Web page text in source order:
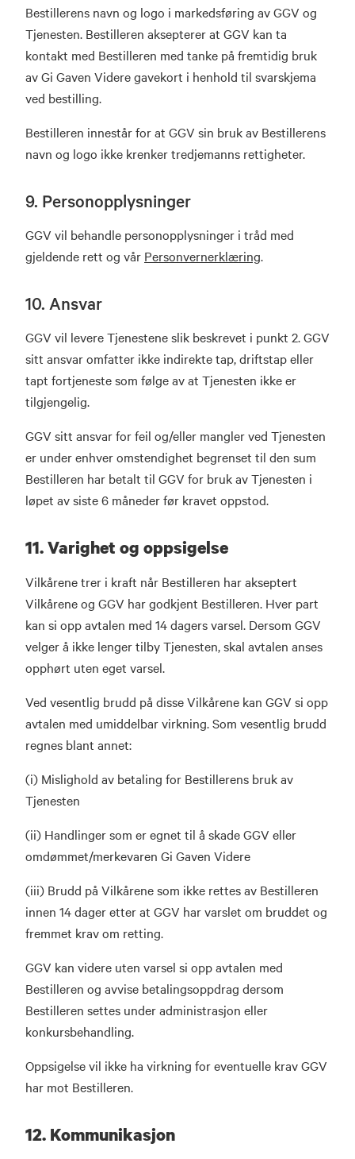
Bestillerens navn og logo i markedsføring av GGV og
Tjenesten. Bestilleren aksepterer at GGV kan ta
kontakt med Bestilleren med tanke på fremtidig bruk
av Gi Gaven Videre gavekort i henhold til svarskjema
ved bestilling.
Bestilleren innestår for at GGV sin bruk av Bestillerens
navn og logo ikke krenker tredjemanns rettigheter.
9. Personopplysninger
GGV vil behandle personopplysninger i tråd med
gjeldende rett og vår Personvernerklæring.
10. Ansvar
GGV vil levere Tjenestene slik beskrevet i punkt 2. GGV
sitt ansvar omfatter ikke indirekte tap, driftstap eller
tapt fortjeneste som følge av at Tjenesten ikke er
tilgjengelig.
GGV sitt ansvar for feil og/eller mangler ved Tjenesten
er under enhver omstendighet begrenset til den sum
Bestilleren har betalt til GGV for bruk av Tjenesten i
løpet av siste 6 måneder før kravet oppstod.
11. Varighet og oppsigelse
Vilkårene trer i kraft når Bestilleren har akseptert
Vilkårene og GGV har godkjent Bestilleren. Hver part
kan si opp avtalen med 14 dagers varsel. Dersom GGV
velger å ikke lenger tilby Tjenesten, skal avtalen anses
opphørt uten eget varsel.
Ved vesentlig brudd på disse Vilkårene kan GGV si opp
avtalen med umiddelbar virkning. Som vesentlig brudd
regnes blant annet:
(i) Mislighold av betaling for Bestillerens bruk av
Tjenesten
(ii) Handlinger som er egnet til å skade GGV eller
omdømmet/merkevaren Gi Gaven Videre
(iii) Brudd på Vilkårene som ikke rettes av Bestilleren
innen 14 dager etter at GGV har varslet om bruddet og
fremmet krav om retting.
GGV kan videre uten varsel si opp avtalen med
Bestilleren og avvise betalingsoppdrag dersom
Bestilleren settes under administrasjon eller
konkursbehandling.
Oppsigelse vil ikke ha virkning for eventuelle krav GGV
har mot Bestilleren.
12. Kommunikasjon